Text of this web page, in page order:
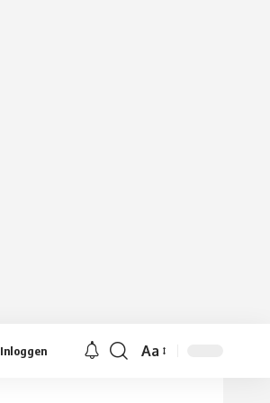
Inloggen
Lettergrootte
Aa